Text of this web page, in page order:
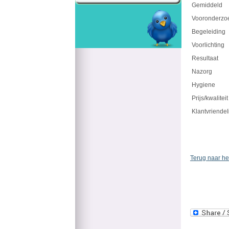
Gemiddeld
Begeleiding
Voorlichting
Resultaat
Nazorg
Hygiene
Prijs/kwaliteit
Terug naar